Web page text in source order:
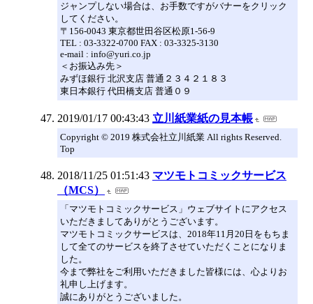
ジャンプしない場合は、お手数ですがバナーをクリック
してください。
〒156-0043 東京都世田谷区松原1-56-9
TEL : 03-3322-0700 FAX : 03-3325-3130
e-mail : info@yuri.co.jp
＜お振込み先＞
みずほ銀行 北沢支店 普通２３４２１８３
東日本銀行 代田橋支店 普通０９
2019/01/17 00:43:43 立川紙業紙の見本帳
Copyright © 2019 株式会社立川紙業 All rights Reserved.
Top
2018/11/25 01:51:43 マツモトコミックサービス
（MCS）
「マツモトコミックサービス」ウェブサイトにアクセス
いただきましてありがとうございます。
マツモトコミックサービスは、2018年11月20日をもちま
して全てのサービスを終了させていただくことになりま
した。
今まで弊社をご利用いただきました皆様には、心よりお
礼申し上げます。
誠にありがとうございました。